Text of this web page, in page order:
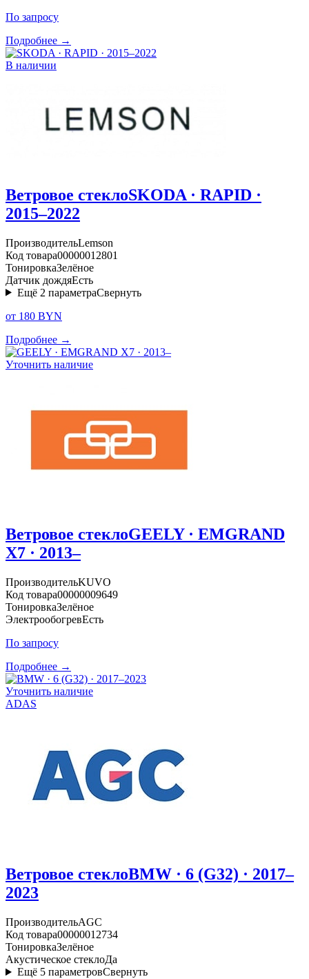
По запросу
Подробнее →
В наличии
Ветровое стеклоSKODA · RAPID ·
2015–2022
ПроизводительLemson
Код товара00000012801
ТонировкаЗелёное
Датчик дождяЕсть
Ещё 2 параметраСвернуть
от 180 BYN
Подробнее →
Уточнить наличие
Ветровое стеклоGEELY · EMGRAND
X7 · 2013–
ПроизводительKUVO
Код товара00000009649
ТонировкаЗелёное
ЭлектрообогревЕсть
По запросу
Подробнее →
Уточнить наличие
ADAS
Ветровое стеклоBMW · 6 (G32) · 2017–
2023
ПроизводительAGC
Код товара00000012734
ТонировкаЗелёное
Акустическое стеклоДа
Ещё 5 параметровСвернуть